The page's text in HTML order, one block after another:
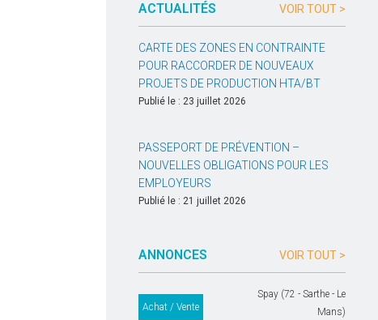
ACTUALITÉS VOIR TOUT >
CARTE DES ZONES EN CONTRAINTE
POUR RACCORDER DE NOUVEAUX
PROJETS DE PRODUCTION HTA/BT
Publié le : 23 juillet 2026
PASSEPORT DE PRÉVENTION –
NOUVELLES OBLIGATIONS POUR LES
EMPLOYEURS
Publié le : 21 juillet 2026
ANNONCES VOIR TOUT >
Achat / Vente
Spay (72 - Sarthe - Le
Mans)